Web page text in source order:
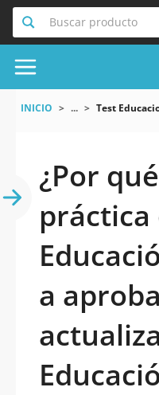
Buscar producto
INICIO ... Test
¿Por
práctica
a